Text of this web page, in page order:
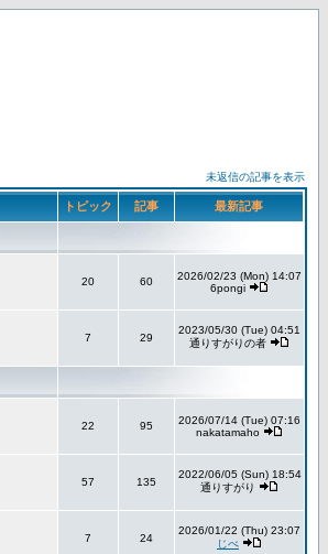
未返信の記事を表示
トピック 記事 最新記事
20 60
2026/02/23 (Mon) 14:07
6pongi
7 29
2023/05/30 (Tue) 04:51
通りすがりの者
22 95
2026/07/14 (Tue) 07:16
nakatamaho
57 135
2022/06/05 (Sun) 18:54
通りすがり
7 24
2026/01/22 (Thu) 23:07
じべ